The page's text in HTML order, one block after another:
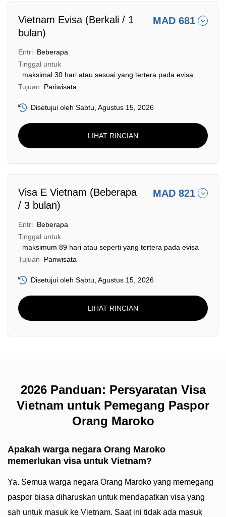
Vietnam Evisa (Berkali / 1
bulan)
MAD 681
Entri Beberapa
Tinggal untuk
maksimal 30 hari atau sesuai yang tertera pada evisa
Tujuan
Pariwisata
Disetujui oleh Sabtu, Agustus 15, 2026
LIHAT RINCIAN
Visa E Vietnam (Beberapa
/ 3 bulan)
MAD 821
Entri Beberapa
Tinggal untuk
maksimum 89 hari atau seperti yang tertera pada evisa
Tujuan
Pariwisata
Disetujui oleh Sabtu, Agustus 15, 2026
LIHAT RINCIAN
2026 Panduan: Persyaratan Visa
Vietnam untuk Pemegang Paspor
Orang Maroko
Apakah warga negara Orang Maroko
memerlukan visa untuk Vietnam?
Ya. Semua warga negara Orang Maroko yang memegang
paspor biasa diharuskan untuk mendapatkan visa yang
sah untuk masuk ke Vietnam. Saat ini tidak ada masuk